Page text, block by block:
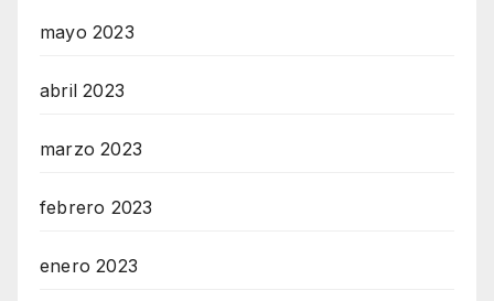
mayo 2023
abril 2023
marzo 2023
febrero 2023
enero 2023